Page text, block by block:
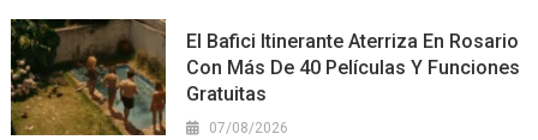
El Bafici Itinerante Aterriza En Rosario
Con Más De 40 Películas Y Funciones
Gratuitas
07/08/2026